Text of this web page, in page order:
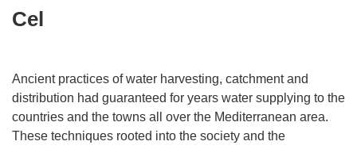
Cel
Ancient practices of water harvesting, catchment and
distribution had guaranteed for years water supplying to the
countries and the towns all over the Mediterranean area.
These techniques rooted into the society and the